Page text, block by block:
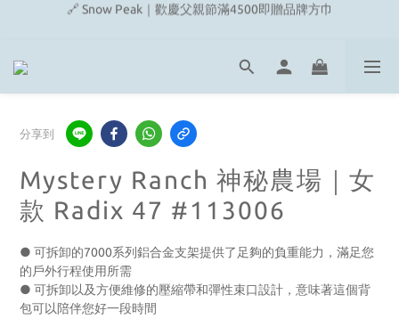
🔗 Snow Peak｜歡慶父親節滿4500即贈品牌方巾
🎉On/HOKA 新品陸續上架
🔗 Snow Peak｜歡慶父親節滿4500即贈品牌方巾
分享到
Mystery Ranch 神秘農場｜女
款 Radix 47 #113006
● 可拆卸的7000系列鋁合金支架提供了足夠的負重能力，滿足您
的戶外行程使用所需
● 可拆卸以及方便維修的壓縮帶和彈性束口設計，意味著這個背
包可以陪伴您好一段時間